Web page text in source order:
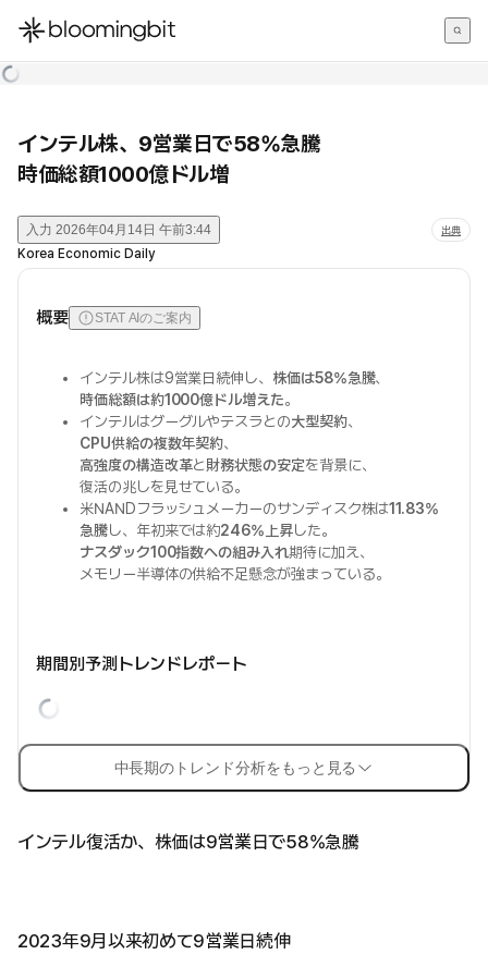
한국어
インテル株、9営業日で58%急騰
時価総額1000億ドル増
入力 2026年04月14日 午前3:44 出典
Korea Economic Daily
概要 STAT AIのご案内
インテル株は9営業日続伸し、 株価は58%急騰、
時価総額は約1000億ドル増えた。
インテルはグーグルやテスラとの大型契約、
CPU供給の複数年契約、
高強度の構造改革と財務状態の安定を背景に、
復活の兆しを見せている。
米NANDフラッシュメーカーのサンディスク株は11.83%
急騰し、年初来では約246%上昇した。
ナスダック100指数への組み入れ期待に加え、
メモリー半導体の供給不足懸念が強まっている。
期間別予測トレンドレポート
中長期のトレンド分析をもっと見る
インテル復活か、株価は9営業日で58%急騰
2023年9月以来初めて9営業日続伸